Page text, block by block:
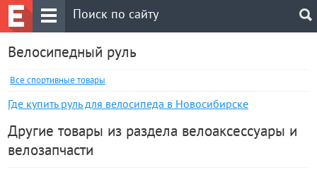
Велосипедный руль
Все спортивные товары
Где купить руль для велосипеда в Новосибирске
Другие товары из раздела велоаксессуары и
велозапчасти